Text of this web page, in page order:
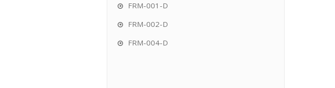
FRM-001-D
FRM-002-D
FRM-004-D